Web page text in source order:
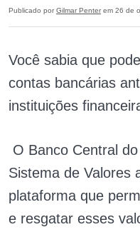
Publicado por Gilmar Penter em 26 de
Você sabia que
contas bancárias
instituições
O Banco Central
Sistema de Valores
plataforma que
e resgatar esses